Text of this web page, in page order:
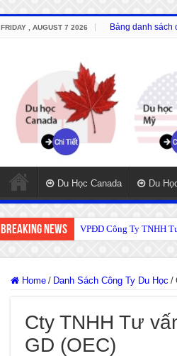
FRIDAY , AUGUST 7 2026 Bảng danh sách
Du Học Canada Du
Breaking News VPĐD Công Ty TNHH
Home / Danh Sách Công Ty Du Học /
Cty TNHH Tư
GD (OEC)